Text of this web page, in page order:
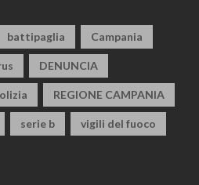
battipaglia Campania
DENUNCIA
REGIONE CAMPANIA
serie b vigili del fuoco